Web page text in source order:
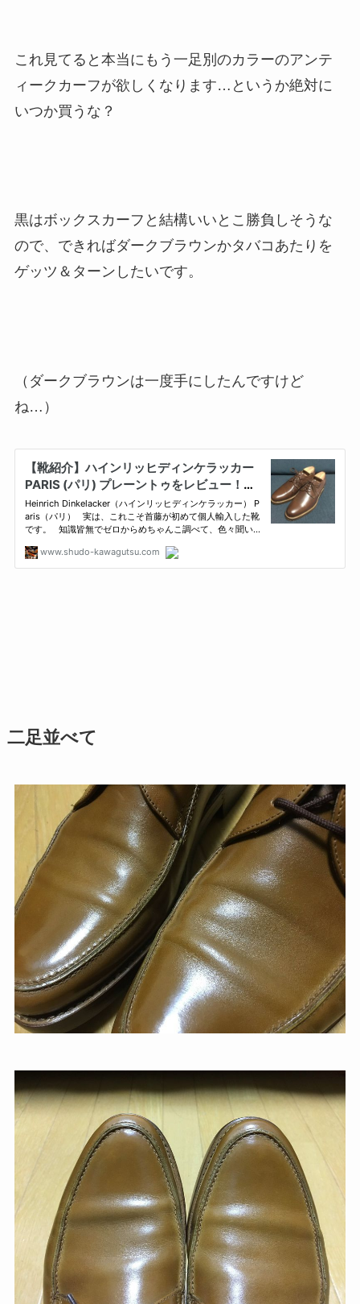
これ見てると本当にもう一足別のカラーのアンテ
ィークカーフが欲しくなります…というか絶対に
いつか買うな？
黒はボックスカーフと結構いいとこ勝負しそうな
ので、できればダークブラウンかタバコあたりを
ゲッツ＆ターンしたいです。
（ダークブラウンは一度手にしたんですけど
ね…）
二足並べて